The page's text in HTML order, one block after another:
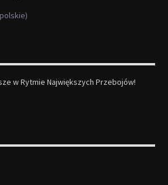
w Rytmie Największych Przebojów!